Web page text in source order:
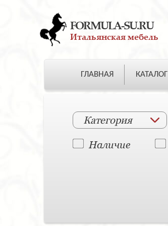
FORMULA-SU.RU
Итальянская мебель
ГЛАВНАЯ КАТАЛОГ
Категория
Наличие